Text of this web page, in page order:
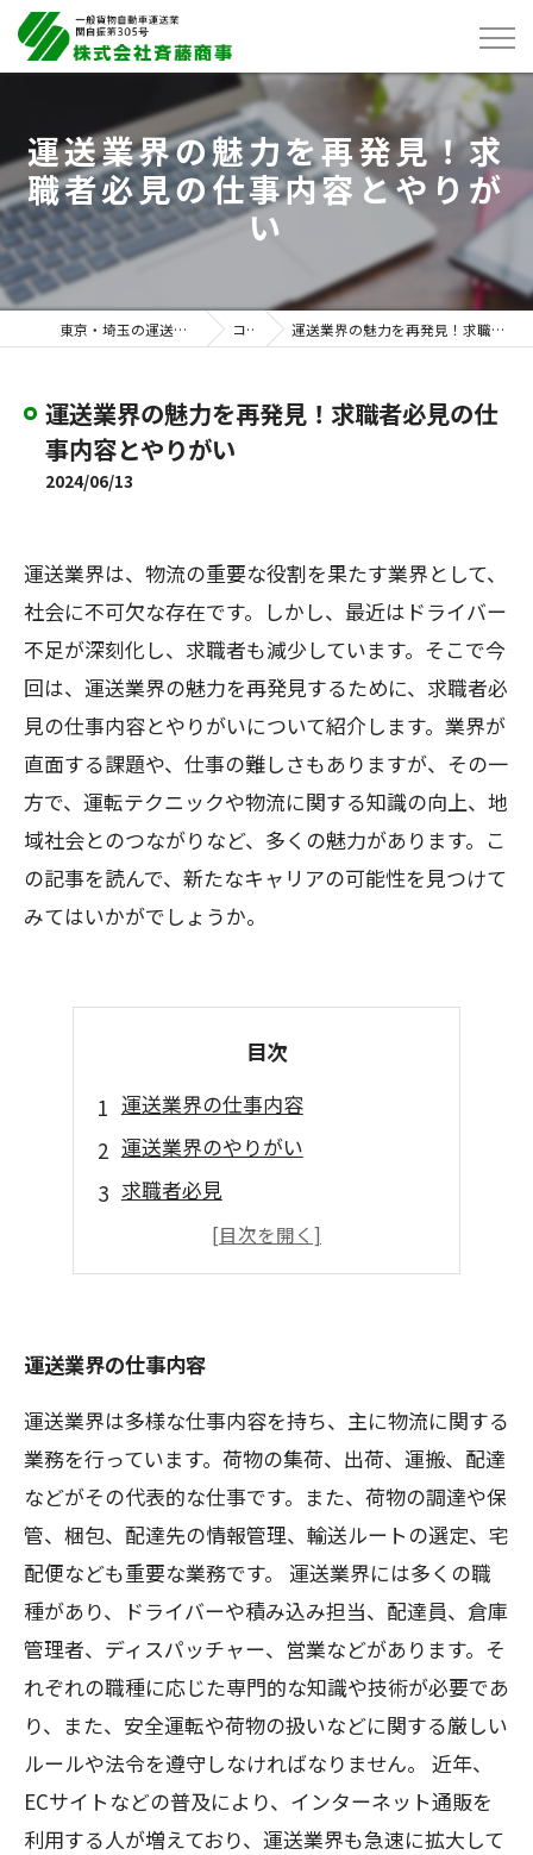
運送業界の魅力を再発見！求
職者必見の仕事内容とやりが
い
東京・埼玉の運送は株式会社斉藤商事 コラム 運送業界の魅力を再発見！求職者必見の仕事内容とやりがい
運送業界の魅力を再発見！求職者必見の仕
事内容とやりがい
2024/06/13
運送業界は、物流の重要な役割を果たす業界として、
社会に不可欠な存在です。しかし、最近はドライバー
不足が深刻化し、求職者も減少しています。そこで今
回は、運送業界の魅力を再発見するために、求職者必
見の仕事内容とやりがいについて紹介します。業界が
直面する課題や、仕事の難しさもありますが、その一
方で、運転テクニックや物流に関する知識の向上、地
域社会とのつながりなど、多くの魅力があります。こ
の記事を読んで、新たなキャリアの可能性を見つけて
みてはいかがでしょうか。
目次
運送業界の仕事内容
運送業界のやりがい
求職者必見
運送業界の最新トレンド
運送業界の未来
運送業界の仕事内容
運送業界は多様な仕事内容を持ち、主に物流に関する
業務を行っています。荷物の集荷、出荷、運搬、配達
などがその代表的な仕事です。また、荷物の調達や保
管、梱包、配達先の情報管理、輸送ルートの選定、宅
配便なども重要な業務です。 運送業界には多くの職
種があり、ドライバーや積み込み担当、配達員、倉庫
管理者、ディスパッチャー、営業などがあります。そ
れぞれの職種に応じた専門的な知識や技術が必要であ
り、また、安全運転や荷物の扱いなどに関する厳しい
ルールや法令を遵守しなければなりません。 近年、
ECサイトなどの普及により、インターネット通販を
利用する人が増えており、運送業界も急速に拡大して